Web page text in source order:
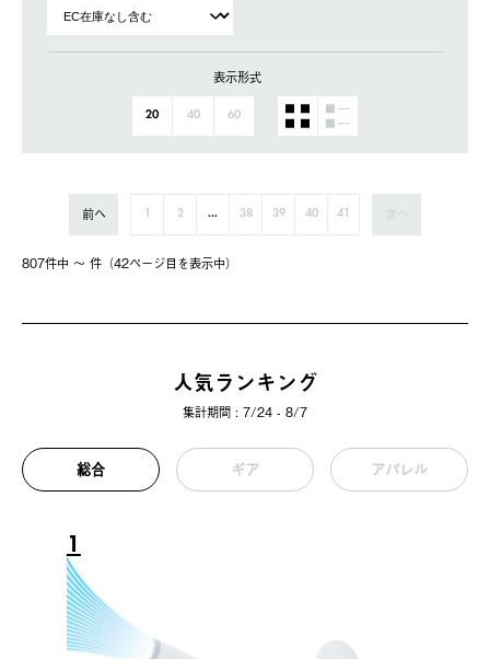
表示形式
20 40 60
807件中 〜 件（42ページ⽬を表⽰中）
前へ 1 2 ... 38 39 40 41 次へ
人気ランキング
集計期間 : 7/24 - 8/7
総合 ギア アパレル
1